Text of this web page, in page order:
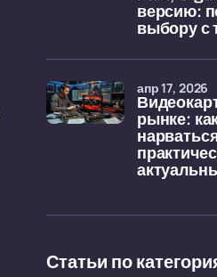
версию:
выбору с
рынке:
апр 17, 2026
Статьи по